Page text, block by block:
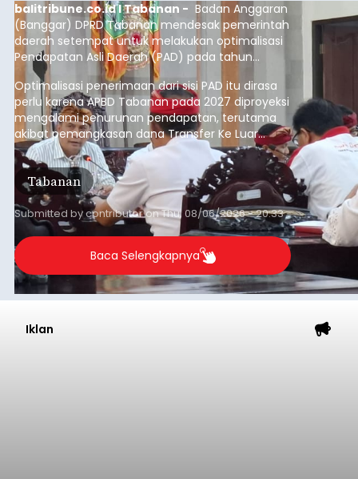
balitribune.co.id I Tabanan - Badan Anggaran
(Banggar) DPRD Tabanan mendesak pemerintah
daerah setempat untuk melakukan optimalisasi
Pendapatan Asli Daerah (PAD) pada tahun
anggaran 2027.
Optimalisasi penerimaan dari sisi PAD itu dirasa
perlu karena APBD Tabanan pada 2027 diproyeksi
mengalami penurunan pendapatan, terutama
akibat pemangkasan dana Transfer Ke Luar
Daerah (TKD) dari pemerintah pusat.
Tabanan
Submitted bycontributoronThu, 08/06/2026 - 20:33
Baca Selengkapnya
Iklan